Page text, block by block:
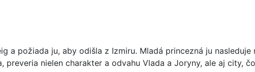
a požiada ju, aby odišla z Izmiru. Mladá princezná ju
nielen charakter a odvahu Vlada a Joryny, ale aj city,